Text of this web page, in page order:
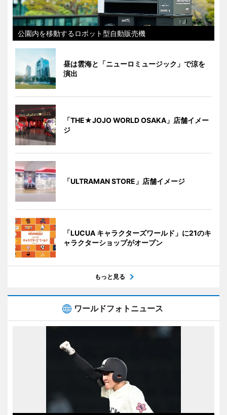
公園内を移動するロボット型自動販売機
昼は雲海と「ニューロミュージック」で涼を
演出
「THE★JOJO WORLD OSAKA」店舗イメー
ジ
「ULTRAMAN STORE」店舗イメージ
「LUCUA キャラクターズワールド」に21のキ
ャラクターショップがオープン
もっと見る
ワールドフォトニュース